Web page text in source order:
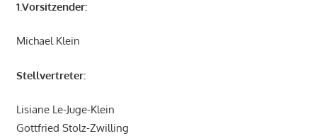
1.Vorsitzender:
Michael Klein
Stellvertreter:
Lisiane Le-Juge-Klein
Gottfried Stolz-Zwilling